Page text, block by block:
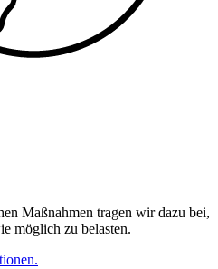
Maßnahmen tragen wir dazu bei,
möglich zu belasten.